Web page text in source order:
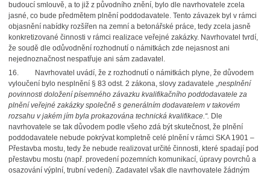
budoucí smlouvě, a to již z původního znění, bylo dle navrhovatele zcela
jasné, co bude předmětem plnění poddodavatele. Tento závazek byl v rámci
objasnění nabídky rozšířen na zemní a betonářské práce, tedy zcela jasně
konkretizované činnosti v rámci realizace veřejné zakázky. Navrhovatel tvrdí,
že soudě dle odůvodnění rozhodnutí o námitkách zde nejasnost ani
nejednoznačnost nespatřuje ani sám zadavatel.
16. Navrhovatel uvádí, že z rozhodnutí o námitkách plyne, že důvodem
vyloučení bylo nesplnění § 83 odst. 2 zákona, slovy zadavatele „nesplnění
povinnosti doložení písemného závazku kvalifikačního poddodavatele za
plnění veřejné zakázky společně s generálním dodavatelem v takovém
rozsahu v jakém jím byla prokazována technická kvalifikace.“. Dle
navrhovatele se tak důvodem podle všeho zdá být skutečnost, že plnění
poddodavatele nebude pokrývat kompletně celé plnění v rámci SKA 1901 –
Přestavba mostu, tedy že nebude realizovat určité činnosti, které spadají pod
přestavbu mostu (např. provedení pozemních komunikací, úpravy povrchů a
osazování výplní, trubní vedení). Zadavatel však dle navrhovatele žádným